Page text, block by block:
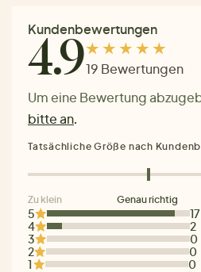
Kundenbewertungen
4.919 Bewertungen
Um eine Bewertung
bitte an.
5
17
4
2
3
0
2
0
1
0
Tatsächliche Größe nach
Zu klein Genau richtig